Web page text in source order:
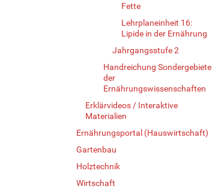
Fette
Lehrplaneinheit 16:
Lipide in der Ernährung
Jahrgangsstufe 2
Handreichung Sondergebiete
der
Ernährungswissenschaften
Erklärvideos / Interaktive
Materialien
Ernährungsportal (Hauswirtschaft)
Gartenbau
Holztechnik
Wirtschaft